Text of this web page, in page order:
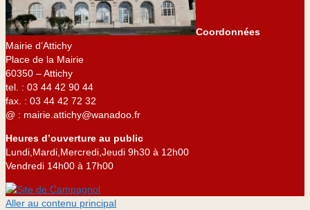
Coordonnées
Mairie d’Attichy
Place de la Mairie
60350 – Attichy
tel. : 03 44 42 90 44
fax. : 03 44 42 72 32
@ : mairie.attichy@wanadoo.fr
Heures d’ouverture au public
Lundi,Mardi,Mercredi,Jeudi 9h30 à 12h00
Vendredi 14h00 à 17h00
Aller au contenu principal